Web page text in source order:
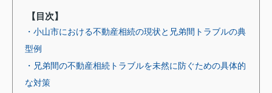
【目次】
・小山市における不動産相続の現状と兄弟間トラブルの典
型例
・兄弟間の不動産相続トラブルを未然に防ぐための具体的
な対策